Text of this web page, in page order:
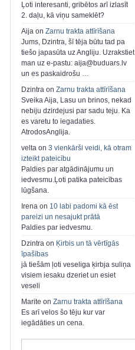
Ļoti interesanti, gribētos arī izlasīt
2. daļu, kā viņu sameklēt?
Aija on Zarnu trakta attīrīšana
Jums, Dzintra, šī tēja būtu tad pa
tiešo japasūta uz Angliju. Uzrakstiet
man uz e-pastu: aija@buduars.lv
un es paskaidrošu …
Dzintra on Zarnu trakta attīrīšana
Sveika Aija, Lasu un brinos, nekad
nebiju dzirdejusi par sadu teju. Ka
es varetu to iegadaties.
AtrodosAnglija.
velta on 3 vienkārši veidi, kā otram
izteikt pateicību
Paldies par atgādinājumu un
iedvesmu.Ļoti patika pateicības
lūgšana.
Irena on 10 labi padomi kā ēst
pareizi un nesajukt prātā
Paldies par iedvesmu.
Dzintra on Ķirbis un tā vērtīgās
īpašības
jā tiešām ļoti veseliga ķirbja suliņa
visiem iesaku dzeriet un esiet
veseli
Marite on Zarnu trakta attīrīšana
Es arī velos šo tēju kur var
iegādāties un cena.